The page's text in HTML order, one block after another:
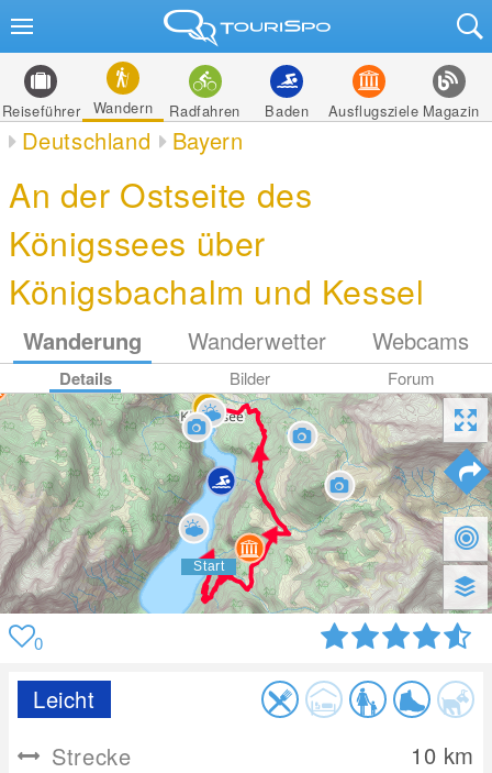
Reiseführer Wandern Radfahren Baden Ausflugsziele Magazin
Deutschland Bayern
An der Ostseite des
Königssees über
Königsbachalm und Kessel
Wanderung Wanderwetter Webcams
Details Bilder Forum
0
Leicht
Strecke
10 km